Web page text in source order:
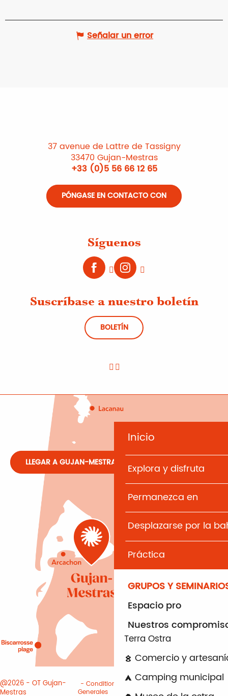
Inicio
Explora y disfruta
Permanezca en
Desplazarse por la
Práctica
GRUPOS Y
Espacio pro
Nuestros
Terra Ostra
Comercio y
Camping municipal
Señalar un error
37 avenue de Lattre de Tassigny
33470 Gujan-Mestras
+33 (0)5 56 66 12 65
PÓNGASE EN CONTACTO CON
Síguenos
Suscríbase a nuestro boletín
BOLETÍN
LLEGAR A GUJAN-MESTRAS
@2026 - OT Gujan-
Mestras
Conditiones
Generales
Informacion
juridica
Cookies